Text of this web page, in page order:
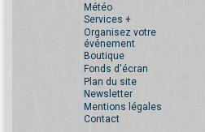
Météo
Services +
Organisez votre
événement
Boutique
Fonds d'écran
Plan du site
Newsletter
Mentions légales
Contact